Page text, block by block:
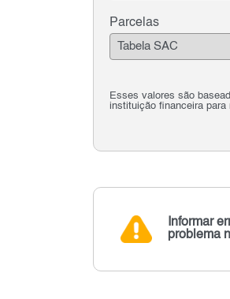
Parcelas
Esses valores são
instituição financeira para
Informar
problema